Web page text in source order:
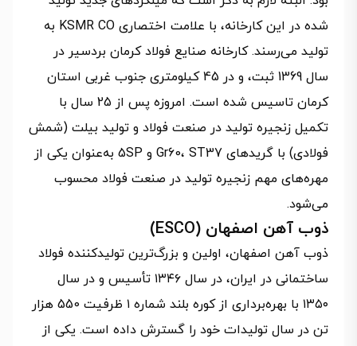
شده در این کارخانه، با علامت اختصاری KSMR CO به
تولید می‌رسند. کارخانه صنایع فولاد کرمان بردسیر در
سال 1369 ثبت، و در 45 کیلومتری جنوب غربی استان
کرمان تاسیس شده است. امروزه پس از 25 سال با
تکمیل زنجیره تولید در صنعت فولاد و تولید بیلت (شمش
فولادی) با گریدهای Gr60، ST37 و 5SP به‌عنوان یکی از
مهره‌های مهم زنجیره تولید در صنعت فولاد محسوب
می‌شود.
ذوب آهن اصفهان (ESCO)
ذوب آهن اصفهان، اولین و بزرگ‌ترین تولیدکننده فولاد
ساختمانی در ایران، در سال ۱۳۴۶ تأسیس و در سال
۱۳۵۰ با بهره‌برداری از کوره بلند شماره ۱ ظرفیت 550 هزار
تن در سال تولیدات خود را گسترش داده است. یکی از